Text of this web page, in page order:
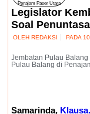
Penajam Paser Utara
Legislator
Soal
OLEH REDAKSI PADA
Jembatan Pulau
Pulau Balang di
Samarinda,